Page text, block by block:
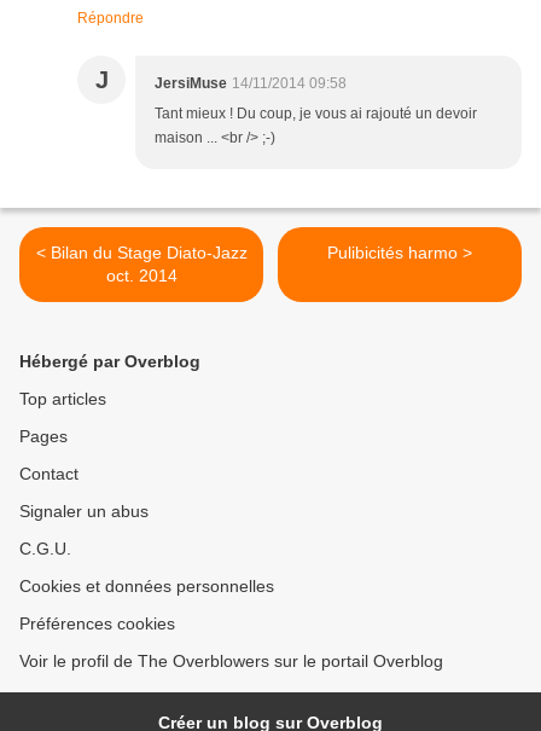
Répondre
J JersiMuse 14/11/2014 09:58
Tant mieux ! Du coup, je vous ai rajouté un devoir
maison ... <br /> ;-)
< Bilan du Stage Diato-Jazz
oct. 2014
Pulibicités harmo >
Hébergé par Overblog
Top articles
Pages
Contact
Signaler un abus
C.G.U.
Cookies et données personnelles
Préférences cookies
Voir le profil de The Overblowers sur le portail Overblog
Créer un blog sur Overblog